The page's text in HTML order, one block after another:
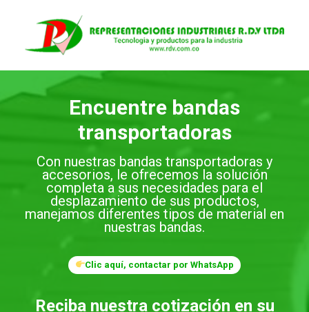
Encuentre bandas
transportadoras
Con nuestras bandas transportadoras y
accesorios, le ofrecemos la solución
completa a sus necesidades para el
desplazamiento de sus productos,
manejamos diferentes tipos de material en
nuestras bandas.
Clic aquí, contactar por WhatsApp
Reciba nuestra cotización en su